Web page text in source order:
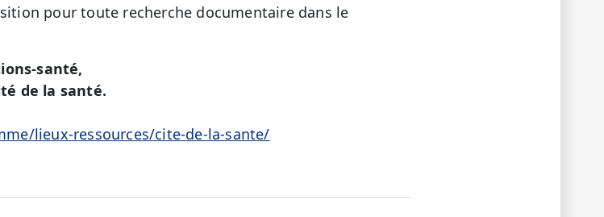
pour toute recherche documentaire dans le
santé,
de la santé.
lieux-ressources/cite-de-la-sante/